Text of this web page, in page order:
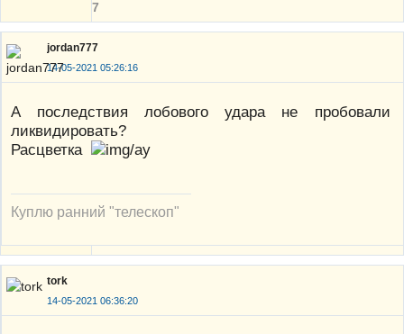
7
jordan777
14-05-2021 05:26:16
А последствия лобового удара не пробовали
ликвидировать?
Расцветка
Куплю ранний "телескоп"
tork
14-05-2021 06:36:20